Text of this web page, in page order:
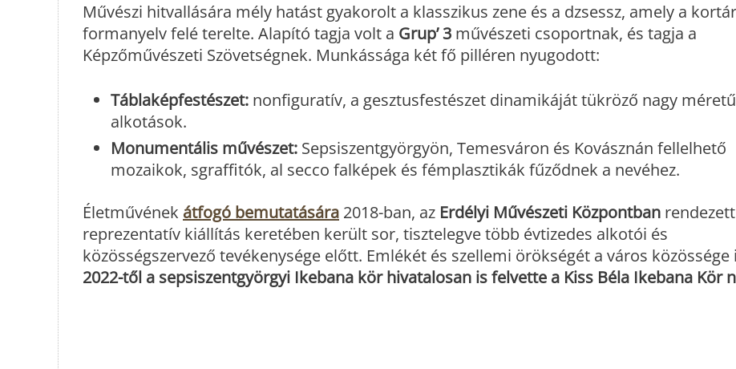
Művészi hitvallására mély hatást gyakorolt a klasszikus zene és a dzsessz, amely a
formanyelv felé terelte. Alapító tagja volt a Grup’ 3 művészeti csoportnak, és tagja a
Képzőművészeti Szövetségnek. Munkássága két fő pilléren nyugodott:
Táblaképfestészet: nonfiguratív, a gesztusfestészet dinamikáját tükröző nagy méretű
alkotások.
Monumentális művészet: Sepsiszentgyörgyön, Temesváron és Kovásznán fellelhető
mozaikok, sgraffitók, al secco falképek és fémplasztikák fűződnek a nevéhez.
Életművének átfogó bemutatására 2018-ban, az Erdélyi Művészeti Központban rendezett
reprezentatív kiállítás keretében került sor, tisztelegve több évtizedes alkotói és
közösségszervező tevékenysége előtt. Emlékét és szellemi örökségét a város közössége
2022-től a sepsiszentgyörgyi Ikebana kör hivatalosan is felvette a Kiss Béla Ikebana Kör